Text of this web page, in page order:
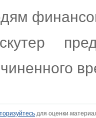
для оценки